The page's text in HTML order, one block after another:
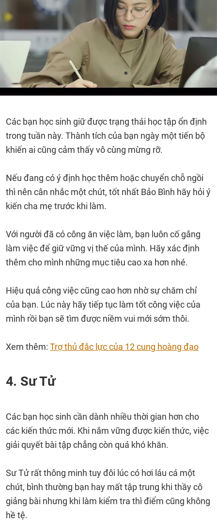
Các bạn học sinh giữ được trạng thái học tập ổn định
trong tuần này. Thành tích của bạn ngày một tiến bộ
khiến ai cũng cảm thấy vô cùng mừng rỡ.
Nếu đang có ý định học thêm hoặc chuyển chỗ ngồi
thì nên cân nhắc một chút, tốt nhất Bảo Bình hãy hỏi ý
kiến cha mẹ trước khi làm.
Với người đã có công ăn việc làm, bạn luôn cố gắng
làm việc để giữ vững vị thế của mình. Hãy xác định
thêm cho mình những mục tiêu cao xa hơn nhé.
Hiệu quả công việc cũng cao hơn nhờ sự chăm chỉ
của bạn. Lúc này hãy tiếp tục làm tốt công việc của
mình rồi bạn sẽ tìm được niềm vui mới sớm thôi.
Xem thêm: Trợ thủ đắc lực của 12 cung hoàng đạo
4. Sư Tử
Các bạn học sinh cần dành nhiều thời gian hơn cho
các kiến thức mới. Khi nắm vững được kiến thức, việc
giải quyết bài tập chẳng còn quá khó khăn.
Sư Tử rất thông minh tuy đôi lúc có hơi láu cá một
chút, bình thường bạn hay mất tập trung khi thầy cô
giảng bài nhưng khi làm kiểm tra thì điểm cũng không
hề tệ.